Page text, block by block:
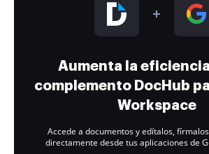
Aumenta la eficiencia
complemento DocHub
Workspace
Accede a documentos y edítalos,
directamente desde tus aplicaciones de